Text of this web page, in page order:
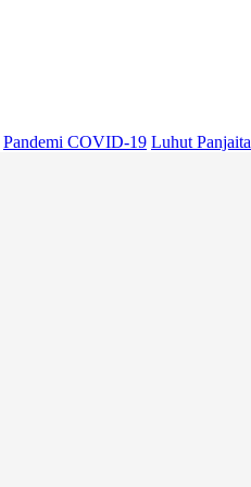
Pandemi COVID-19 Luhut